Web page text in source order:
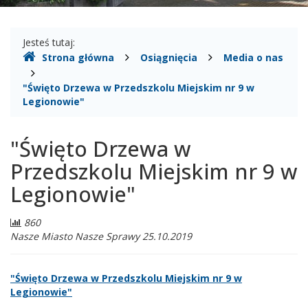
Gdzie
jesteśmy
Jesteś tutaj:
Strona główna
Osiągnięcia Media o nas
"Święto Drzewa w Przedszkolu Miejskim nr 9 w
Legionowie"
"Święto Drzewa w
Przedszkolu Miejskim nr 9 w
Legionowie"
Liczba
odwiedzających:
860
Nasze Miasto Nasze Sprawy 25.10.2019
"Święto Drzewa w Przedszkolu Miejskim nr 9 w
Legionowie"